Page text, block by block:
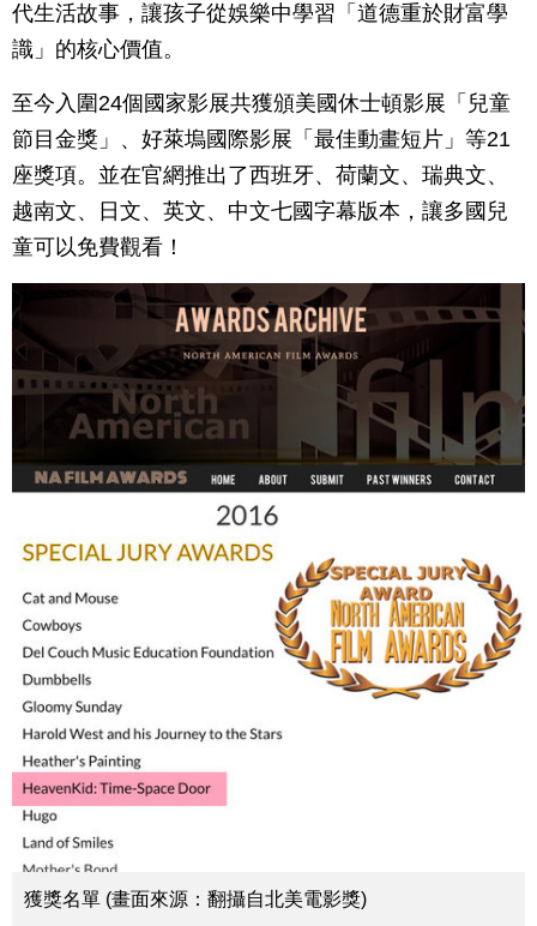
代生活故事，讓孩子從娛樂中學習「道德重於財富學
識」的核心價值。
至今入圍24個國家影展共獲頒美國休士頓影展「兒童
節目金獎」、好萊塢國際影展「最佳動畫短片」等21
座獎項。並在官網推出了西班牙、荷蘭文、瑞典文、
越南文、日文、英文、中文七國字幕版本，讓多國兒
童可以免費觀看！
獲獎名單 (畫面來源：翻攝自北美電影獎)